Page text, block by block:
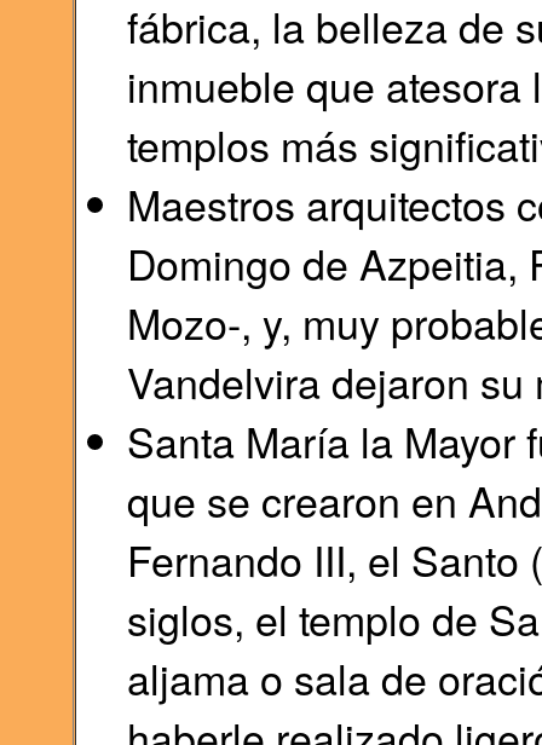
fábrica, la belleza de
inmueble que
templos más
Maestros arquitectos
Domingo de Azpeitia,
Mozo-, y, muy
Vandelvira dejaron
Santa María la Mayor
que se crearon en
Fernando III, el Santo
siglos, el templo de
aljama o sala de